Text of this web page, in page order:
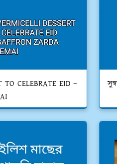
TO CELEBRATE EID –